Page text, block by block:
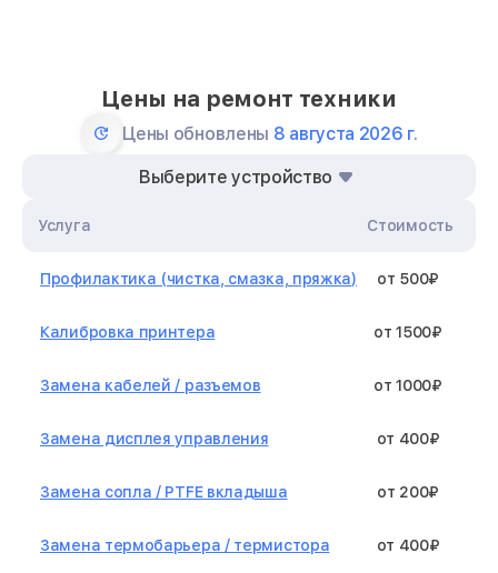
Цены на ремонт техники
Цены обновлены 8 августа 2026 г.
Выберите устройство
Услуга Стоимость
Профилактика (чистка, смазка, пряжка) от 500₽
Калибровка принтера от 1500₽
Замена кабелей / разъемов от 1000₽
Замена дисплея управления от 400₽
Замена сопла / PTFE вкладыша от 200₽
Замена термобарьера / термистора от 400₽